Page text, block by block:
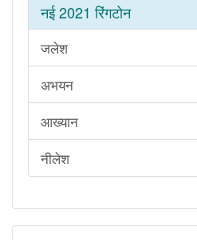
नई 2021 रिंगटोन
जलेश
अभयन
आख्यान
नीलेश